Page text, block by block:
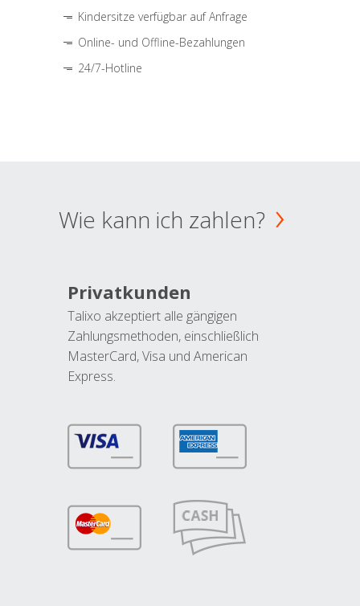
Kindersitze verfügbar auf Anfrage
Online- und Offline-Bezahlungen
24/7-Hotline
Wie kann ich zahlen?
Privatkunden
Talixo akzeptiert alle gängigen
Zahlungsmethoden, einschließlich
MasterCard, Visa und American
Express.